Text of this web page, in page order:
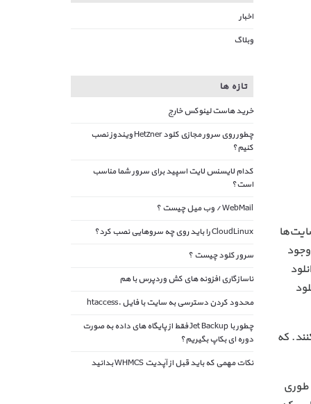
که
طوری
اخبار
وبلاگ
تازه ها
خرید هاست لینوکس خارج
چطور روی سرور مجازی کلود Hetzner ویندوز نصب
کنیم؟
کدام لایسنس لایت اسپید برای سرور شما مناسب
است؟
WebMail / وب میل چیست ؟
CloudLinux را باید روی چه سروهایی نصب کرد؟
سرور کلود چیست ؟
ناسازگاری افزونه های کش وردپرس با هم
محدود کردن دسترسی به سایت با فایل .htaccess
چطور با Jet Backup فقط از پایگاه های داده به صورت
دوره ای بکاپ بگیریم؟
نکات مهمی که باید قبل از آپدیت WHMCS بدانید